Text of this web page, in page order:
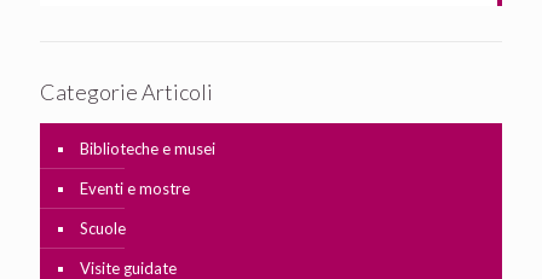
Categorie Articoli
Biblioteche e musei
Eventi e mostre
Scuole
Visite guidate